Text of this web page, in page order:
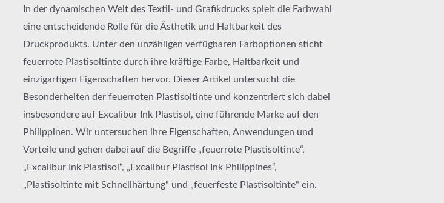
In der dynamischen Welt des Textil- und Grafikdrucks spielt die Farbwahl
eine entscheidende Rolle für die Ästhetik und Haltbarkeit des
Druckprodukts. Unter den unzähligen verfügbaren Farboptionen sticht
feuerrote Plastisoltinte durch ihre kräftige Farbe, Haltbarkeit und
einzigartigen Eigenschaften hervor. Dieser Artikel untersucht die
Besonderheiten der feuerroten Plastisoltinte und konzentriert sich dabei
insbesondere auf Excalibur Ink Plastisol, eine führende Marke auf den
Philippinen. Wir untersuchen ihre Eigenschaften, Anwendungen und
Vorteile und gehen dabei auf die Begriffe „feuerrote Plastisoltinte“,
„Excalibur Ink Plastisol“, „Excalibur Plastisol Ink Philippines“,
„Plastisoltinte mit Schnellhärtung“ und „feuerfeste Plastisoltinte“ ein.